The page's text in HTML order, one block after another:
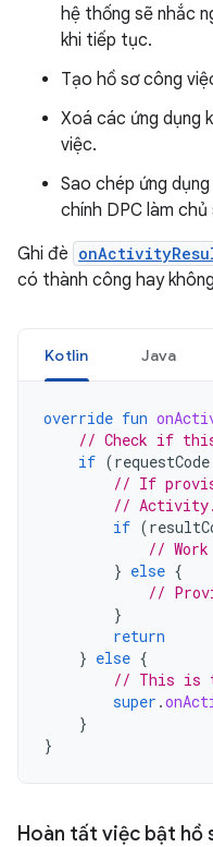
hệ thống sẽ nhắc
khi tiếp tục.
Tạo hồ sơ công
Xoá các ứng dụng
việc.
Sao chép ứng
chính DPC làm chủ
Ghi đè
có thành công hay
Kotlin Java
override fun
// Check if
if (requestCode
// If
//
if (
//
} else {
//
}
return
} else {
// This is
super .
}
}
Hoàn tất việc bật hồ